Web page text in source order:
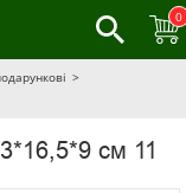
0
см 11